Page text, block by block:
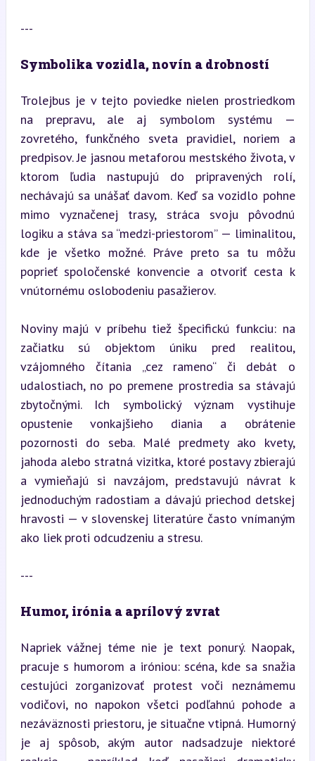
---
Symbolika vozidla, novín a drobností
Trolejbus je v tejto poviedke nielen prostriedkom
na prepravu, ale aj symbolom systému —
zovretého, funkčného sveta pravidiel, noriem a
predpisov. Je jasnou metaforou mestského života, v
ktorom ľudia nastupujú do pripravených rolí,
nechávajú sa unášať davom. Keď sa vozidlo pohne
mimo vyznačenej trasy, stráca svoju pôvodnú
logiku a stáva sa “medzi-priestorom” — liminalitou,
kde je všetko možné. Práve preto sa tu môžu
poprieť spoločenské konvencie a otvoriť cesta k
vnútornému oslobodeniu pasažierov.
Noviny majú v príbehu tiež špecifickú funkciu: na
začiatku sú objektom úniku pred realitou,
vzájomného čítania „cez rameno“ či debát o
udalostiach, no po premene prostredia sa stávajú
zbytočnými. Ich symbolický význam vystihuje
opustenie vonkajšieho diania a obrátenie
pozornosti do seba. Malé predmety ako kvety,
jahoda alebo stratná vizitka, ktoré postavy zbierajú
a vymieňajú si navzájom, predstavujú návrat k
jednoduchým radostiam a dávajú priechod detskej
hravosti — v slovenskej literatúre často vnímaným
ako liek proti odcudzeniu a stresu.
---
Humor, irónia a aprílový zvrat
Napriek vážnej téme nie je text ponurý. Naopak,
pracuje s humorom a iróniou: scéna, kde sa snažia
cestujúci zorganizovať protest voči neznámemu
vodičovi, no napokon všetci podľahnú pohode a
nezáväznosti priestoru, je situačne vtipná. Humorný
je aj spôsob, akým autor nadsadzuje niektoré